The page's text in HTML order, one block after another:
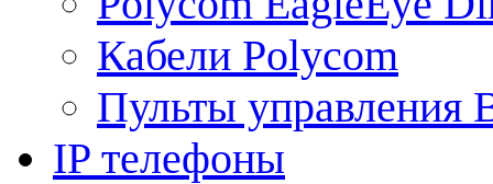
Кабели Polycom
Пульты управления
IP телефоны